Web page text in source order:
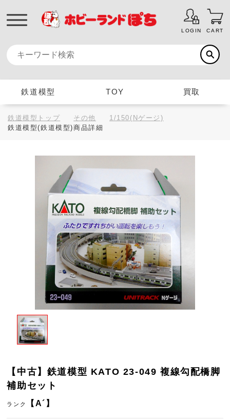
LOGIN CART
鉄道模型 TOY 買取
鉄道模型トップ その他
1/150(Nゲージ)
鉄道模型(鉄道模型)商品詳細
【中古】鉄道模型 KATO 23-049 複線勾配橋脚
補助セット
ランク 【A´】